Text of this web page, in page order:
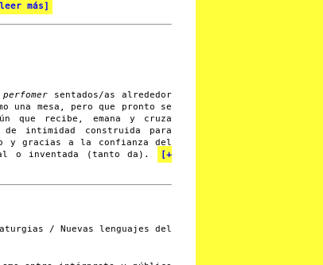
más]
perfomersentados/as alrededor
una mesa, pero que pronto se
que recibe, emana y cruza
intimidad construida para
y gracias a la confianza del
o inventada (tanto da).
[+
/ Nuevas lenguajes del